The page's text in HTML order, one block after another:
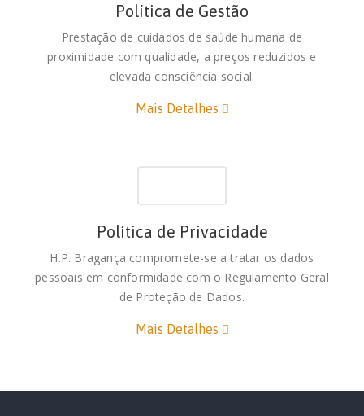
Política de Gestão
Prestação de cuidados de saúde humana de
proximidade com qualidade, a preços reduzidos e
elevada consciência social.
Mais Detalhes
Política de Privacidade
H.P. Bragança compromete-se a tratar os dados
pessoais em conformidade com o Regulamento Geral
de Proteção de Dados.
Mais Detalhes